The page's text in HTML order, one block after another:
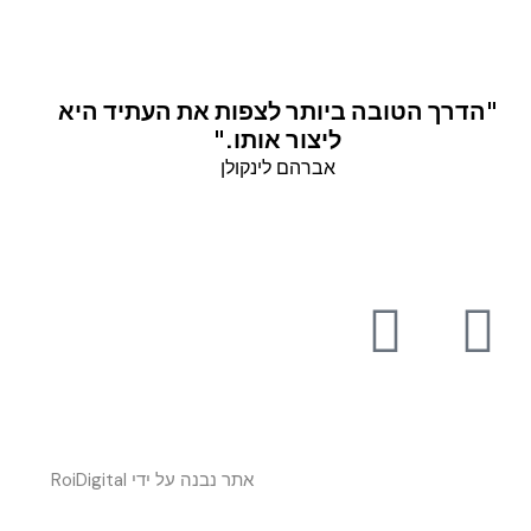
"הדרך הטובה ביותר לצפות את העתיד היא
ליצור אותו."
אברהם לינקולן
אתר נבנה על ידי RoiDigital